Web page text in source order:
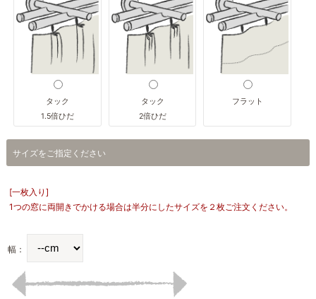
タック
1.5倍ひだ
タック
2倍ひだ
フラット
サイズをご指定ください
[一枚入り]
1つの窓に両開きでかける場合は半分にしたサイズを２枚ご注文ください。
幅：